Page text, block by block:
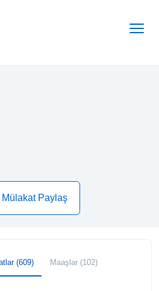
Mülakat Paylaş
(609) Maaşlar (102)